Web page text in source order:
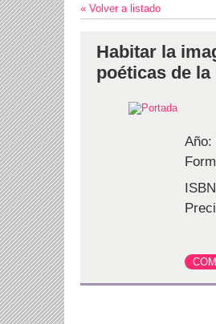
« Volver a listado
Habitar la
poéticas de
Año: